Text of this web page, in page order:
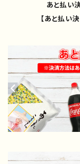
あと払い
【あと払い